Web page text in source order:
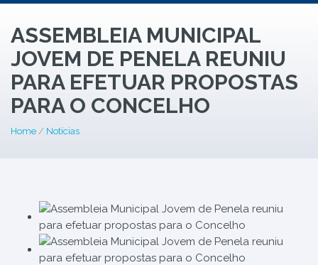
ASSEMBLEIA MUNICIPAL
JOVEM DE PENELA REUNIU
PARA EFETUAR PROPOSTAS
PARA O CONCELHO
Home / Notícias